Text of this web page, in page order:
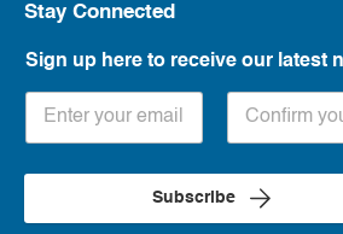
Stay Connected
Sign up here to receive our latest
Subscribe